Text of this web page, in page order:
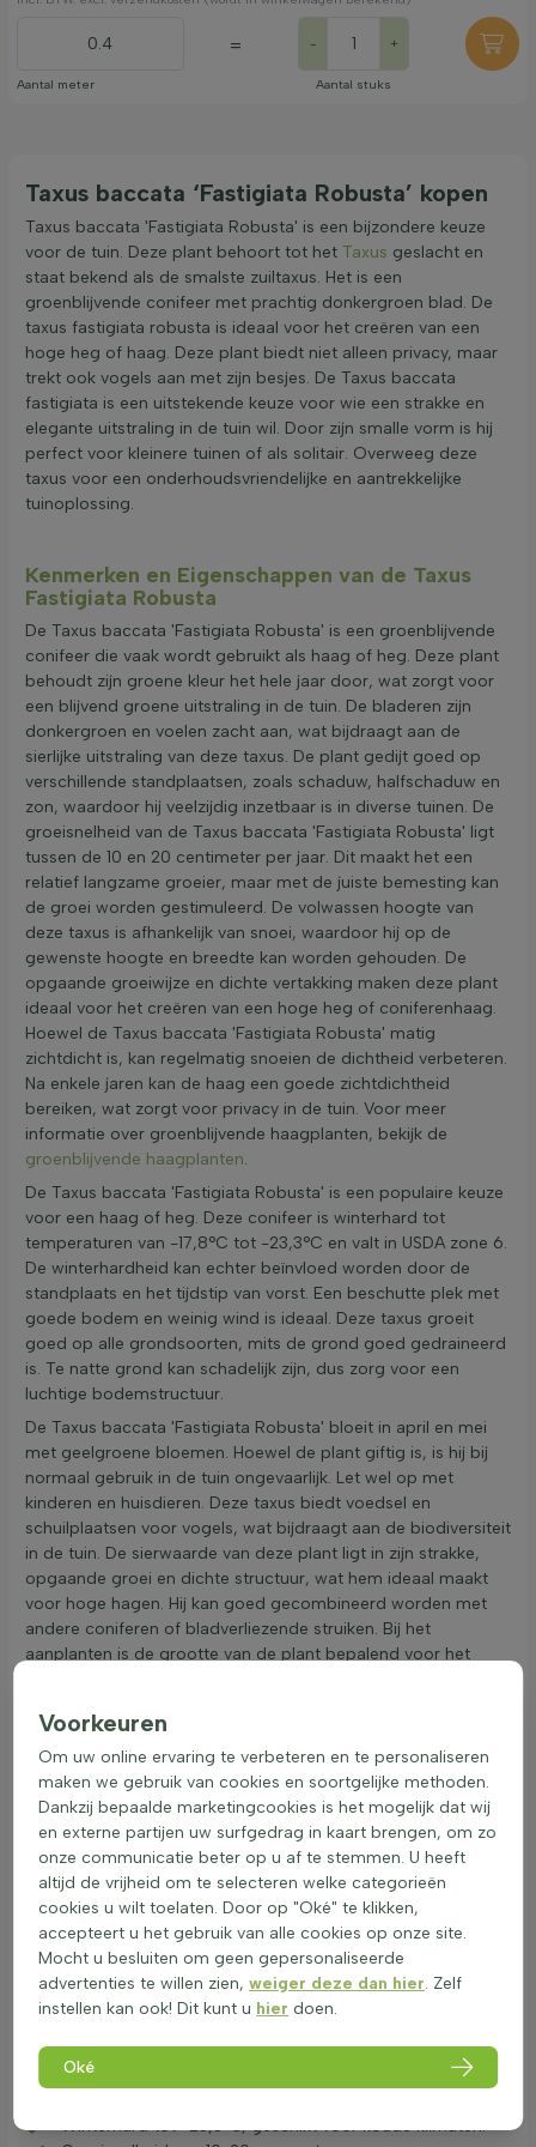
Aantal meter
= - +
Aantal stuks
Taxus baccata ‘Fastigiata Robusta’ kopen
Taxus baccata 'Fastigiata Robusta' is een bijzondere keuze
voor de tuin. Deze plant behoort tot het Taxus geslacht en
staat bekend als de smalste zuiltaxus. Het is een
groenblijvende conifeer met prachtig donkergroen blad. De
taxus fastigiata robusta is ideaal voor het creëren van een
hoge heg of haag. Deze plant biedt niet alleen privacy, maar
trekt ook vogels aan met zijn besjes. De Taxus baccata
fastigiata is een uitstekende keuze voor wie een strakke en
elegante uitstraling in de tuin wil. Door zijn smalle vorm is hij
perfect voor kleinere tuinen of als solitair. Overweeg deze
taxus voor een onderhoudsvriendelijke en aantrekkelijke
tuinoplossing.
Kenmerken en Eigenschappen van de Taxus
Fastigiata Robusta
De Taxus baccata 'Fastigiata Robusta' is een groenblijvende
conifeer die vaak wordt gebruikt als haag of heg. Deze plant
behoudt zijn groene kleur het hele jaar door, wat zorgt voor
een blijvend groene uitstraling in de tuin. De bladeren zijn
donkergroen en voelen zacht aan, wat bijdraagt aan de
sierlijke uitstraling van deze taxus. De plant gedijt goed op
verschillende standplaatsen, zoals schaduw, halfschaduw en
zon, waardoor hij veelzijdig inzetbaar is in diverse tuinen. De
groeisnelheid van de Taxus baccata 'Fastigiata Robusta' ligt
tussen de 10 en 20 centimeter per jaar. Dit maakt het een
relatief langzame groeier, maar met de juiste bemesting kan
de groei worden gestimuleerd. De volwassen hoogte van
deze taxus is afhankelijk van snoei, waardoor hij op de
gewenste hoogte en breedte kan worden gehouden. De
opgaande groeiwijze en dichte vertakking maken deze plant
ideaal voor het creëren van een hoge heg of coniferenhaag.
Hoewel de Taxus baccata 'Fastigiata Robusta' matig
zichtdicht is, kan regelmatig snoeien de dichtheid verbeteren.
Na enkele jaren kan de haag een goede zichtdichtheid
bereiken, wat zorgt voor privacy in de tuin. Voor meer
informatie over groenblijvende haagplanten, bekijk de
groenblijvende haagplanten.
De Taxus baccata 'Fastigiata Robusta' is een populaire keuze
voor een haag of heg. Deze conifeer is winterhard tot
temperaturen van -17,8°C tot -23,3°C en valt in USDA zone 6.
De winterhardheid kan echter beïnvloed worden door de
standplaats en het tijdstip van vorst. Een beschutte plek met
goede bodem en weinig wind is ideaal. Deze taxus groeit
goed op alle grondsoorten, mits de grond goed gedraineerd
is. Te natte grond kan schadelijk zijn, dus zorg voor een
luchtige bodemstructuur.
De Taxus baccata 'Fastigiata Robusta' bloeit in april en mei
met geelgroene bloemen. Hoewel de plant giftig is, is hij bij
normaal gebruik in de tuin ongevaarlijk. Let wel op met
kinderen en huisdieren. Deze taxus biedt voedsel en
schuilplaatsen voor vogels, wat bijdraagt aan de biodiversiteit
in de tuin. De sierwaarde van deze plant ligt in zijn strakke,
opgaande groei en dichte structuur, wat hem ideaal maakt
voor hoge hagen. Hij kan goed gecombineerd worden met
andere coniferen of bladverliezende struiken. Bij het
aanplanten is de grootte van de plant bepalend voor het
Taxus baccata fastigiata: Pluspunten en
Minpunten
De Taxus baccata 'Fastigiata Robusta' haag is een
uitstekende keuze voor een hoge heg in de tuin. Deze
conifeer biedt verschillende voordelen:
Alle pluspunten:
Smalste zuiltaxus, ideaal voor smalle ruimtes.
Besjes trekken vogels aan, wat bijdraagt aan
biodiversiteit.
Prachtig donkergroen blad, geeft een elegante
uitstraling.
Winterhard tot -23,3°C, geschikt voor koude klimaten.
Voorkeuren
Om uw online ervaring te verbeteren en te personaliseren
maken we gebruik van cookies en soortgelijke methoden.
Dankzij bepaalde marketingcookies is het mogelijk dat wij
en externe partijen uw surfgedrag in kaart brengen, om zo
onze communicatie beter op u af te stemmen. U heeft
altijd de vrijheid om te selecteren welke categorieën
cookies u wilt toelaten. Door op "Oké" te klikken,
accepteert u het gebruik van alle cookies op onze site.
Mocht u besluiten om geen gepersonaliseerde
advertenties te willen zien,weiger deze dan hier. Zelf
instellen kan ook! Dit kunt u hier doen.
Oké